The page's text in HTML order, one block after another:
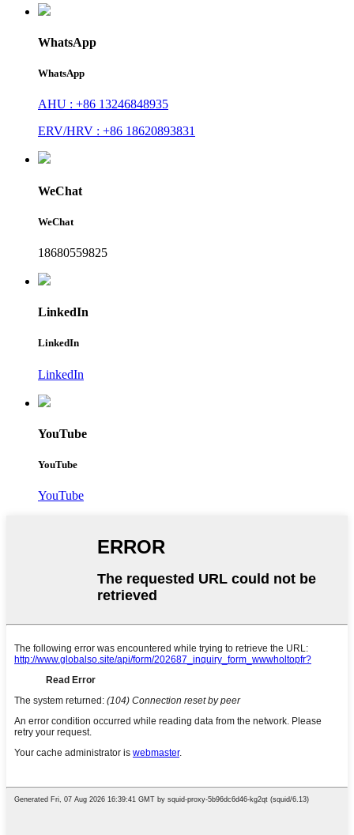
WhatsApp
WhatsApp
AHU : +86 13246848935
ERV/HRV : +86 18620893831
WeChat
WeChat
18680559825
LinkedIn
LinkedIn
LinkedIn
YouTube
YouTube
YouTube